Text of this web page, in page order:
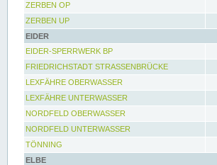
ZERBEN OP
ZERBEN UP
EIDER
EIDER-SPERRWERK BP
FRIEDRICHSTADT STRASSENBRÜCKE
LEXFÄHRE OBERWASSER
LEXFÄHRE UNTERWASSER
NORDFELD OBERWASSER
NORDFELD UNTERWASSER
TÖNNING
ELBE